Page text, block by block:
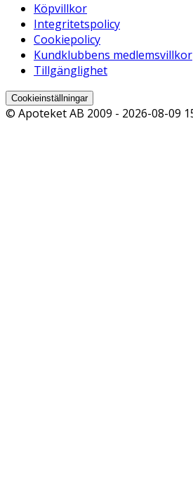
Köpvillkor
Integritetspolicy
Cookiepolicy
Kundklubbens medlemsvillkor
Tillgänglighet
Cookieinställningar
© Apoteket AB 2009 - 2026-08-09